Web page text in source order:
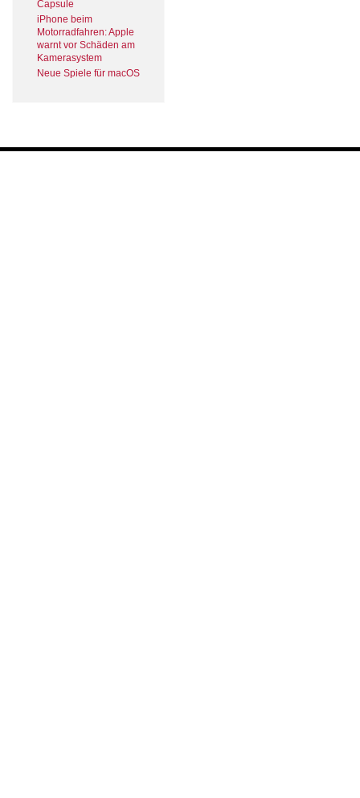
Capsule
iPhone beim
Motorradfahren: Apple
warnt vor Schäden am
Kamerasystem
Neue Spiele für macOS